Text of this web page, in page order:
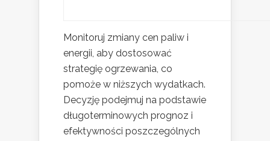
Monitoruj zmiany cen paliw i
energii, aby dostosować
strategię ogrzewania, co
pomoże w niższych wydatkach.
Decyzję podejmuj na podstawie
długoterminowych prognoz i
efektywności poszczególnych